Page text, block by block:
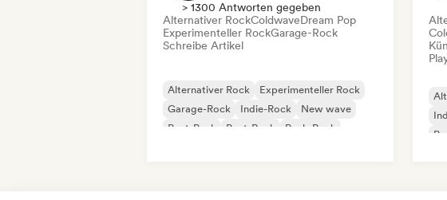
> 1300 Antworten gegeben
Alternativer RockColdwaveDream Pop
Experimenteller RockGarage-Rock
Schreibe Artikel
Alternativer Rock
Experimenteller Rock
Garage-Rock
Indie-Rock
New wave
Post-Punk
Post-Rock Punk-Rock